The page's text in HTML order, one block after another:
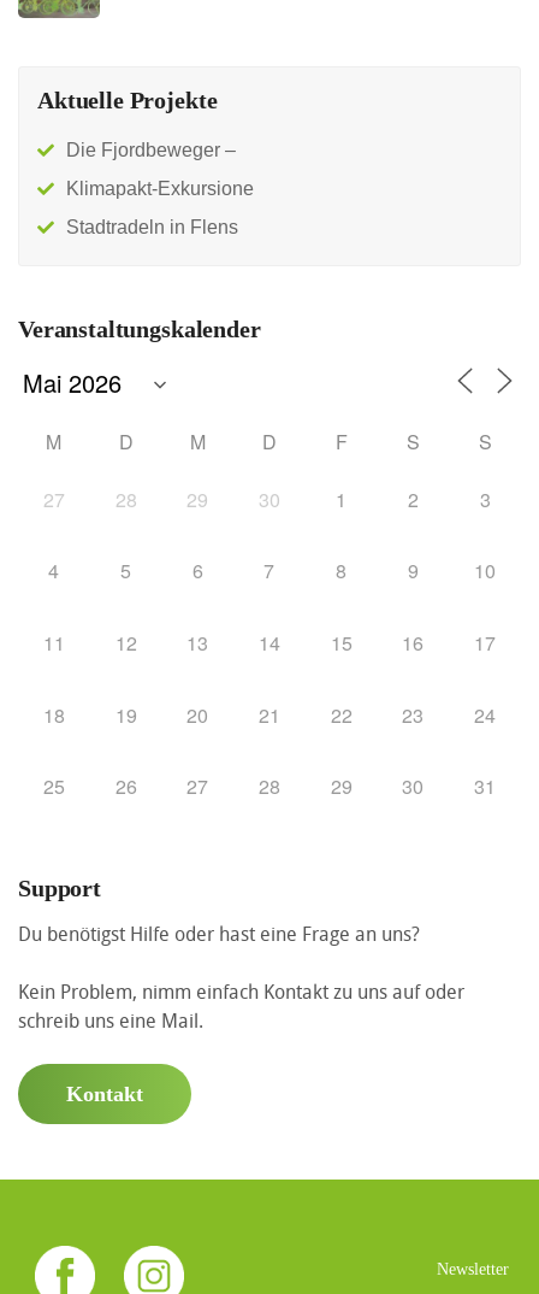
Aktuelle Projekte
Die Fjordbeweger –
Klimapakt-Exkursione
Stadtradeln in Flens
Veranstaltungskalender
M D M D F S S
27 28 29 30 1 2 3
4 5 6 7 8 9 10
11 12 13 14 15 16 17
18 19 20 21 22 23 24
25 26 27 28 29 30 31
Support
Du benötigst Hilfe oder hast eine Frage an uns?
Kein Problem, nimm einfach Kontakt zu uns auf oder
schreib uns eine Mail.
Kontakt
Newsletter